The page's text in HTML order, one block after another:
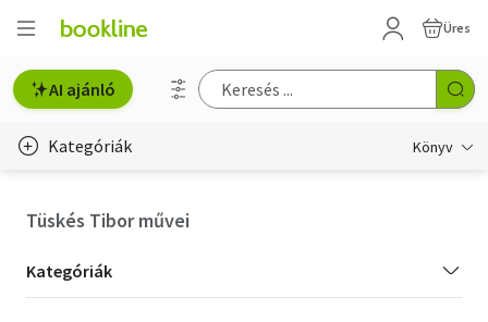
Üres
AI ajánló
Kategóriák Könyv
Tüskés Tibor művei
Kategória
szűrés
Kategóriák